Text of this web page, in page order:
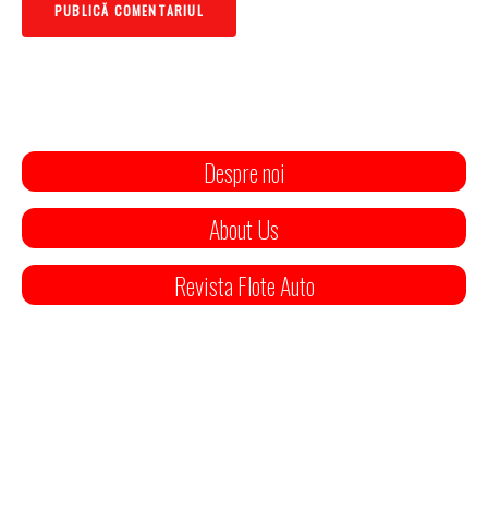
Despre noi
About Us
Revista Flote Auto